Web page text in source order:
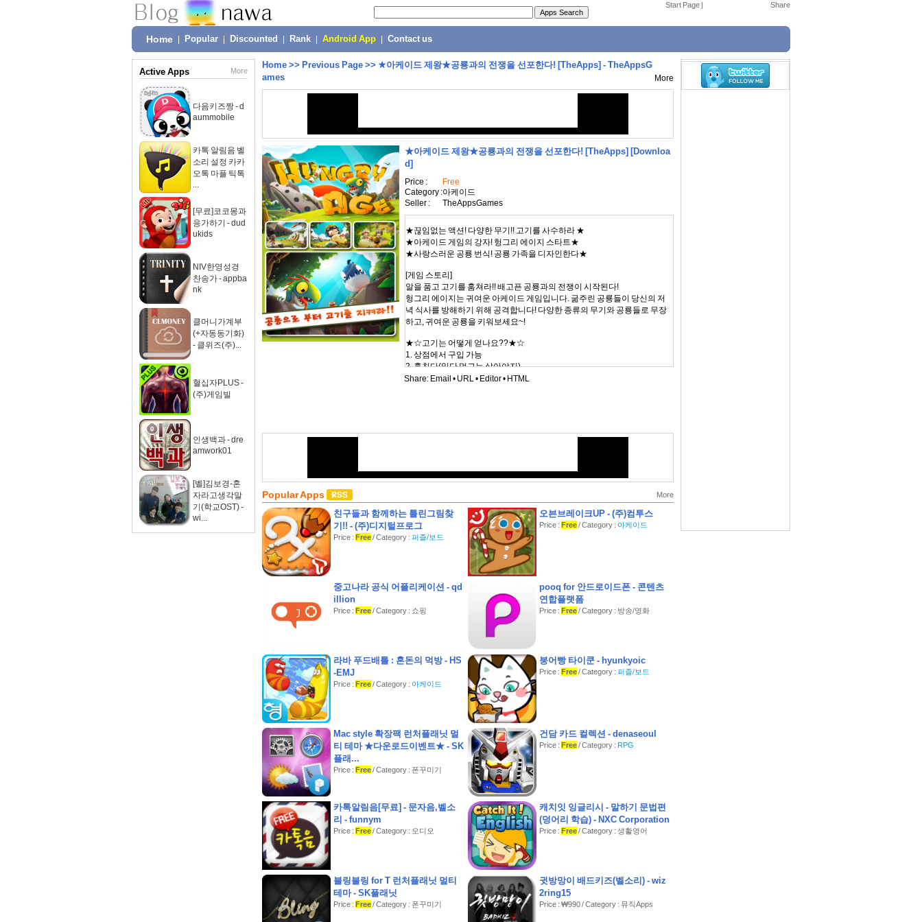
Start Page |
Home Popular Discounted Rank Android App Contact us
Active Apps More
다음키즈짱 - d
aummobile
카톡 알림음 벨
소리 설정 카카
오톡 마플 틱톡
...
[무료]코코몽과
응가하기 - dud
ukids
NIV한영성경
찬송가 - appba
nk
클머니가계부
(+자동동기화)
- 클위즈(주)...
혈십자PLUS -
(주)게임빌
인생백과 - dre
amwork01
[벨]김보경-혼
자라고생각말
기(학교OST) -
wi...
Home >> Previous Page >> ★아케이드 제왕★공룡과의 전쟁을 선포한다! [TheApps] - TheAppsG
ames
More
★아케이드 제왕★공룡과의 전쟁을 선포한다! [TheApps] [Downloa
d]
Price :
Free
Category :아케이드
Seller :
TheAppsGames
★끊임없는 액션! 다양한 무기!! 고기를 사수하라 ★
★아케이드 게임의 강자! 헝그리 에이지 스타트★
★사랑스러운 공룡 번식! 공룡 가족을 디자인한다★
[게임 스토리]
알을 품고 고기를 훔쳐라!! 배고픈 공룡과의 전쟁이 시작된다!
헝그리 에이지는 귀여운 아케이드 게임입니다. 굶주린 공룡들이 당신의 저
녁 식사를 방해하기 위해 공격합니다! 다양한 종류의 무기와 공룡들로 무장
하고, 귀여운 공룡을 키워보세요~!
★☆고기는 어떻게 얻나요??★☆
1. 상점에서 구입 가능
2. 훔친다(일단 먹고는 살아야지)
3. 화장실 청소알바
비로 고기도 살 수도 있습니다.
- 바위 : 한 지역에 있는 공룡들 위에 작은 바위들을 쏟아 부어 공격합니다.
- 돌 : 힘이 덜 들고, 쿨타임이 짧습니다. 한번에 한 공룡만 때릴 수 있습니다.
- 로프 : 몇초간 공룡을 묶어 움직이지 못하게 합니다.
- 횃불 : 땅에 불을 붙여 지속 데미지를 줍니다.
- 진흙: 몇초간 공룡의 움직임을 늦춥니다.
★☆게임모드★☆
- 어드벤처 모드 : 싱글 미션입니다. 공룡들을 물리치고 고기를 얻으세요.
- 온라인 미션 : 재미있는 온라인 미션을 즐기고, 추가 보상도 받으세요.
- 훈바와 아레나 : 공룡 경기장, 부자가 되는 지름길
- 사랑스러운 동물 캐릭터
- 이웃 방문하고 경험치 획득
- 업적 성취를 통해 공룡 업그레이드
====================================
공략/이벤트/커뮤니티 : m.theappsplay.com
게임 카페 : http://cafe.naver.com/theappsgames
제휴 안내 : http://partner.theapps.co.kr
문의 : help@theapps.co.kr
Share: Email • URL• Editor• HTML
Popular Apps More
친구들과 함께하는 틀린그림찾
기!! - (주)디지털프로그
Price : Free/ Category : 퍼즐/보드
오븐브레이크UP - (주)컴투스
Price : Free/ Category : 아케이드
중고나라 공식 어플리케이션 - qd
illion
Price : Free/ Category : 쇼핑
pooq for 안드로이드폰 - 콘텐츠
연합플랫폼
Price : Free/ Category : 방송/영화
라바 푸드배틀 : 혼돈의 먹방 - HS
-EMJ
Price : Free/ Category : 아케이드
붕어빵 타이쿤 - hyunkyoic
Price : Free/ Category : 퍼즐/보드
Mac style 확장팩 런처플래닛 멀
티 테마 ★다운로드이벤트★ - SK
플래...
Price : Free/ Category : 폰꾸미기
건담 카드 컬렉션 - denaseoul
Price : Free/ Category : RPG
카톡알림음[무료] - 문자음,벨소
리 - funnym
Price : Free/ Category : 오디오
캐치잇 잉글리시 - 말하기 문법편
(덩어리 학습) - NXC Corporation
Price : Free/ Category : 생활영어
블링블링 for T 런처플래닛 멀티
테마 - SK플래닛
Price : Free/ Category : 폰꾸미기
귓방망이 배드키즈(벨소리) - wiz
2ring15
Price : ₩990 / Category : 뮤직Apps